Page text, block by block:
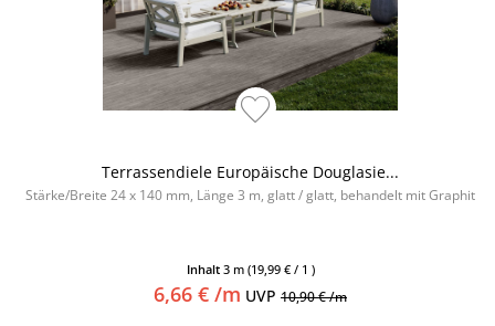
Terrassendiele Europäische Douglasie...
Stärke/Breite 24 x 140 mm, Länge 3 m, glatt / glatt, behandelt mit Graphit
Inhalt 3 m (19,99 € / 1 )
6,66 € /m UVP 10,90 € /m